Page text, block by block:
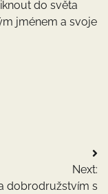
do světa
jménem a svoje
Next:
dobrodružstvím s